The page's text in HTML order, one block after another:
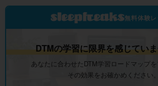
無料体験
DTMの学習に限界を感じてい
あなたに合わせたDTM学習ロードマップを
その効果をお確かめください。